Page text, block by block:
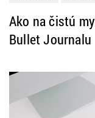
Ako na čistú
Bullet Journalu